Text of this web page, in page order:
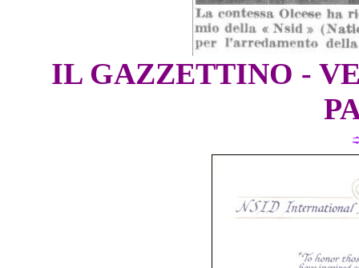
IL GAZZETTINO -